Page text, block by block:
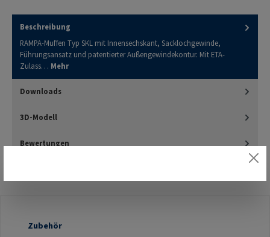
Beschreibung
RAMPA-Muffen Typ SKL mit Innensechskant, Sacklochgewinde,
Führungsansatz und patentierter Außengewindekontur. Mit ETA-
Zulass… Mehr
Downloads
3D-Modell
Bewertungen
Produktgalerie überspringen
Zubehör